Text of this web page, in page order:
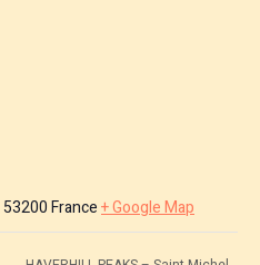
53200France+ Google Map